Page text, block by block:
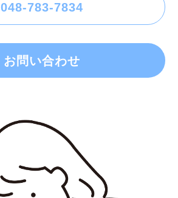
048-783-7834
お問い合わせ